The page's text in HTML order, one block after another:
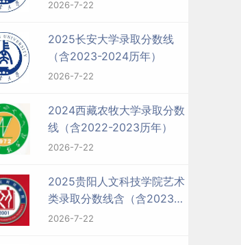
2026-7-22
2025长安大学录取分数线
（含2023-2024历年）
2026-7-22
2024西藏农牧大学录取分数
线（含2022-2023历年）
2026-7-22
2025贵阳人文科技学院艺术
类录取分数线含（含2023-
2024历年）
2026-7-22